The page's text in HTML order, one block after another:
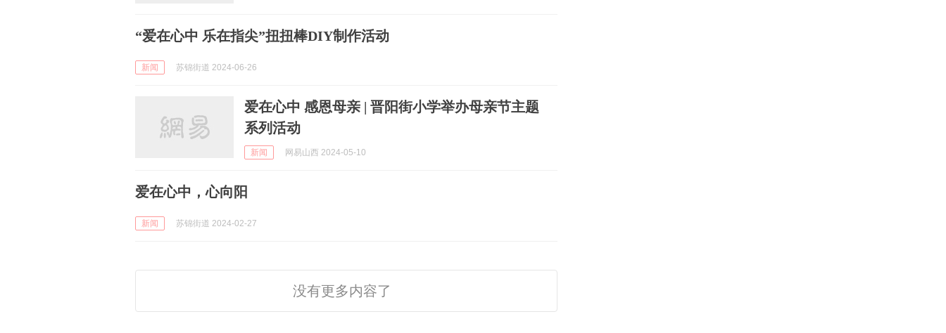
“爱在心中 乐在指尖”扭扭棒DIY制作活动
新闻 苏锦街道 2024-06-26
爱在心中 感恩母亲 | 晋阳街小学举办母亲节主题
系列活动
新闻 网易山西 2024-05-10
爱在心中，心向阳
新闻 苏锦街道 2024-02-27
没有更多内容了